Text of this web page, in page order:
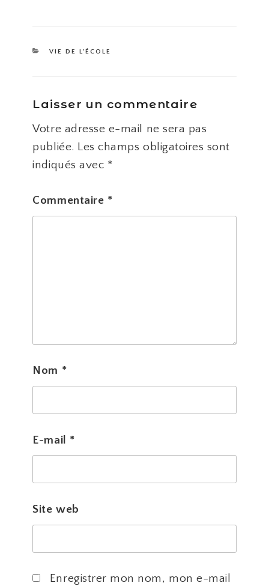
CATÉGORIES
VIE DE L'ÉCOLE
Laisser un commentaire
Votre adresse e-mail ne sera pas
publiée. Les champs obligatoires sont
indiqués avec *
Commentaire *
Nom *
E-mail *
Site web
Enregistrer mon nom, mon e-mail